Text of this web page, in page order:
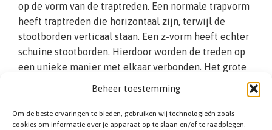
Beheer toestemming
Om de beste ervaringen te bieden, gebruiken wij technologieën zoals
cookies om informatie over je apparaat op te slaan en/of te raadplegen.
op de vorm van de traptreden. Een normale trapvorm
heeft traptreden die horizontaal zijn, terwijl de
stootborden verticaal staan. Een z-vorm heeft echter
schuine stootborden. Hierdoor worden de treden op
een unieke manier met elkaar verbonden. Het grote